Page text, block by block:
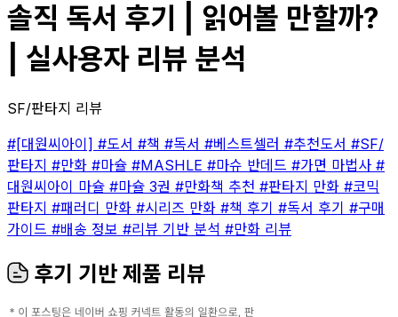
솔직 독서 후기 | 읽어볼 만할까?
| 실사용자 리뷰 분석
SF/판타지 리뷰
#[대원씨아이] #도서 #책 #독서 #베스트셀러 #추천도서 #SF/
판타지 #만화 #마슐 #MASHLE #마슈 반데드 #가면 마법사 #
대원씨아이 마슐 #마슐 3권 #만화책 추천 #판타지 만화 #코믹
판타지 #패러디 만화 #시리즈 만화 #책 후기 #독서 후기 #구매
가이드 #배송 정보 #리뷰 기반 분석 #만화 리뷰
후기 기반 제품 리뷰